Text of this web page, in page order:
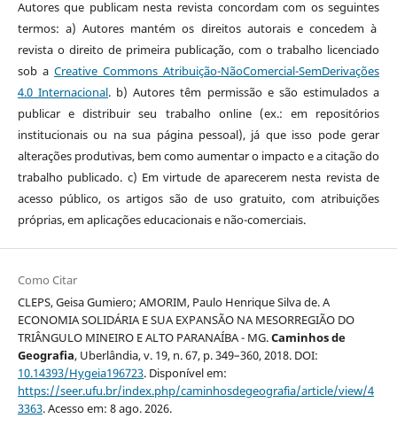
Autores que publicam nesta revista concordam com os seguintes
termos: a) Autores mantém os direitos autorais e concedem à
revista o direito de primeira publicação, com o trabalho licenciado
sob a Creative Commons Atribuição-NãoComercial-SemDerivações
4.0 Internacional. b) Autores têm permissão e são estimulados a
publicar e distribuir seu trabalho online (ex.: em repositórios
institucionais ou na sua página pessoal), já que isso pode gerar
alterações produtivas, bem como aumentar o impacto e a citação do
trabalho publicado. c) Em virtude de aparecerem nesta revista de
acesso público, os artigos são de uso gratuito, com atribuições
próprias, em aplicações educacionais e não-comerciais.
Como Citar
CLEPS, Geisa Gumiero; AMORIM, Paulo Henrique Silva de. A
ECONOMIA SOLIDÁRIA E SUA EXPANSÃO NA MESORREGIÃO DO
TRIÂNGULO MINEIRO E ALTO PARANAÍBA - MG.Caminhos de
Geografia, Uberlândia, v. 19, n. 67, p. 349–360, 2018. DOI:
10.14393/Hygeia196723. Disponível em:
https://seer.ufu.br/index.php/caminhosdegeografia/article/view/4
3363. Acesso em: 8 ago. 2026.